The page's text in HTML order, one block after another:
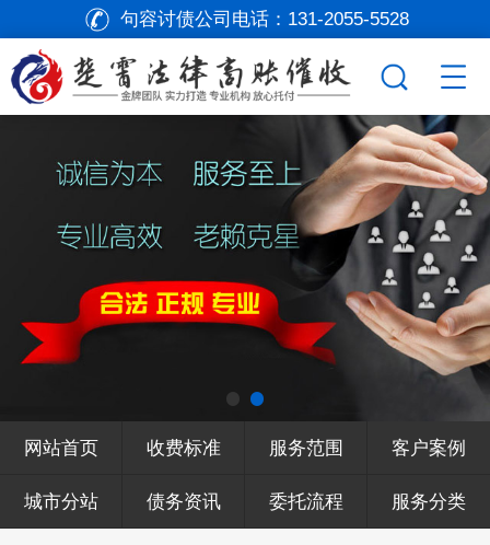
句容讨债公司电话： 131-2055-5528
网站首页 收费标准 服务范围 客户案例
城市分站 债务资讯 委托流程 服务分类